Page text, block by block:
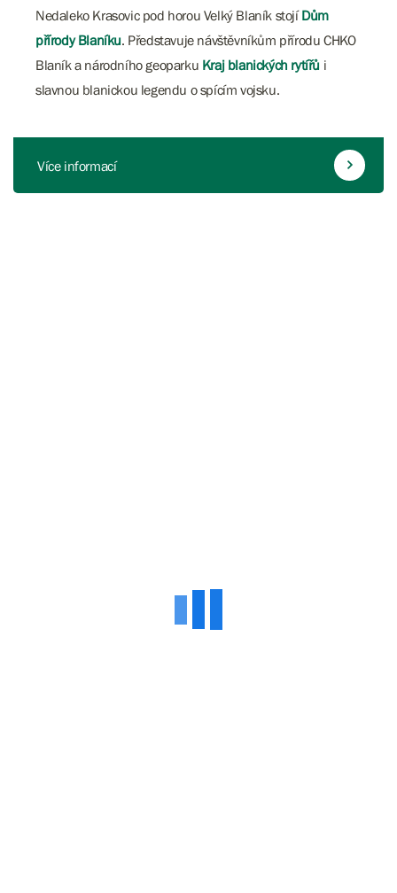
Nedaleko Krasovic pod horou Velký Blaník stojíDům
přírody Blaníku. Představuje návštěvníkům přírodu CHKO
Blaník a národního geoparku Kraj blanických rytířů i
slavnou blanickou legendu o spícím vojsku.
Více informací